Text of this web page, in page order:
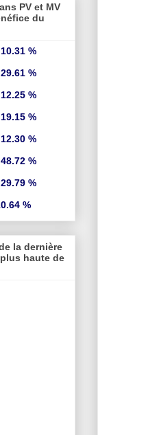
PV et MV
du
10.31 %
29.61 %
12.25 %
19.15 %
12.30 %
48.72 %
29.79 %
%
la dernière
haute de